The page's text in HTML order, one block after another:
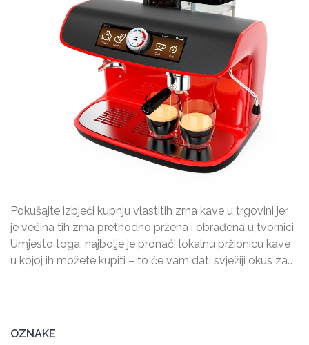
Pokušajte izbjeći kupnju vlastitih zrna kave u trgovini jer
je većina tih zrna prethodno pržena i obrađena u tvornici.
Umjesto toga, najbolje je pronaći lokalnu pržionicu kave
u kojoj ih možete kupiti – to će vam dati svježiji okus za…
OZNAKE